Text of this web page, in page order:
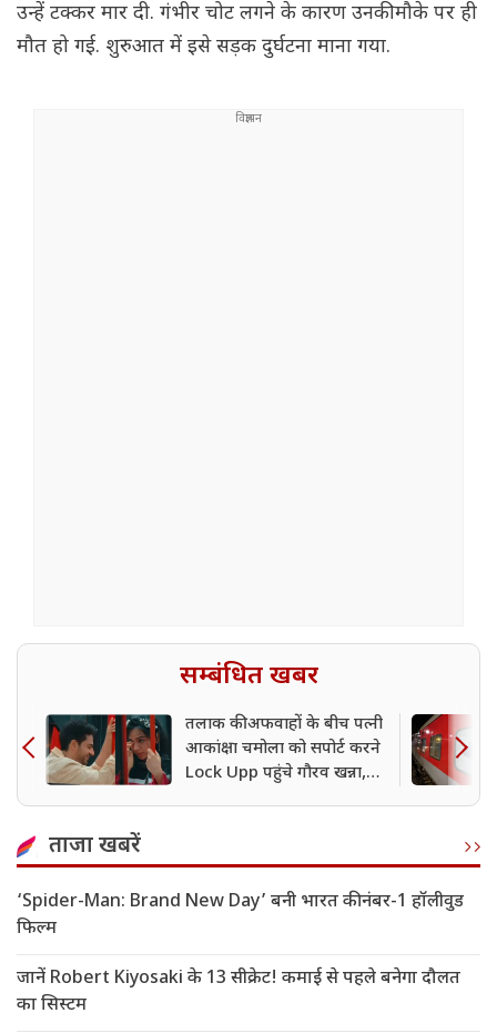
उन्हें टक्कर मार दी. गंभीर चोट लगने के कारण उनकी मौके पर ही
मौत हो गई. शुरुआत में इसे सड़क दुर्घटना माना गया.
सम्बंधित खबर
तलाक की अफवाहों के बीच पत्नी
आकांक्षा चमोला को सपोर्ट करने
Lock Upp पहुंचे गौरव खन्ना,
ताजा खबरें
‘Spider-Man: Brand New Day’ बनी भारत की नंबर-1 हॉलीवुड
फिल्म
जानें Robert Kiyosaki के 13 सीक्रेट! कमाई से पहले बनेगा दौलत
का सिस्टम